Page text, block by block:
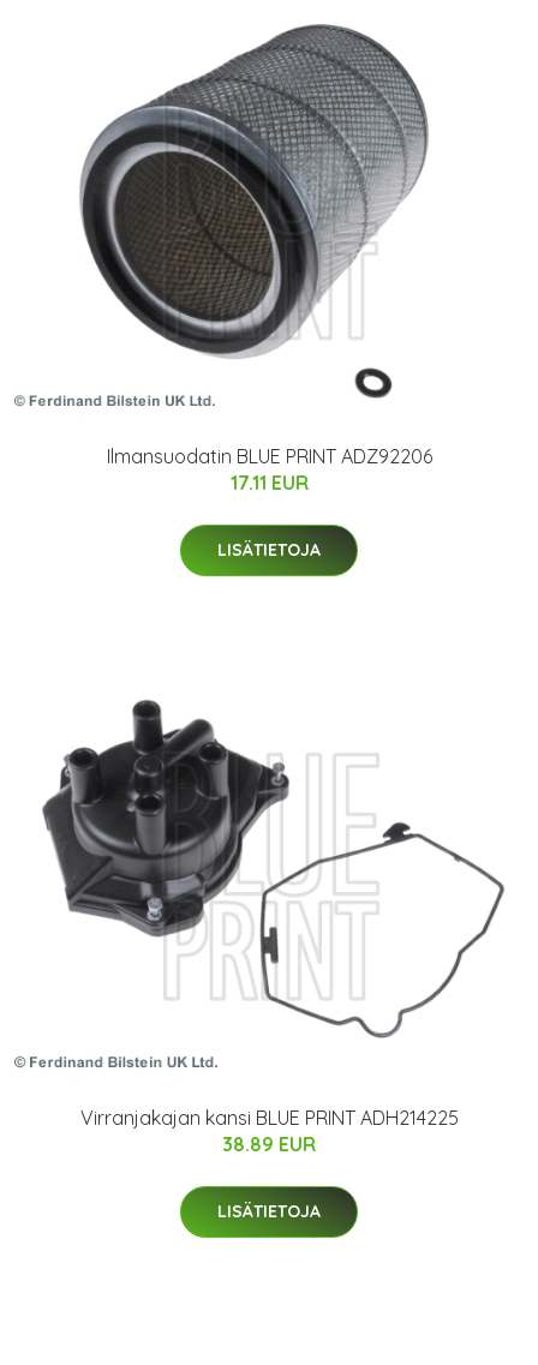
Ilmansuodatin BLUE PRINT ADZ92206
17.11 EUR
LISÄTIETOJA
Virranjakajan kansi BLUE PRINT ADH214225
38.89 EUR
LISÄTIETOJA